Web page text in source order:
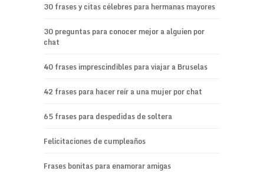
30 frases y citas célebres para hermanas mayores
30 preguntas para conocer mejor a alguien por
chat
40 frases imprescindibles para viajar a Bruselas
42 frases para hacer reír a una mujer por chat
65 frases para despedidas de soltera
Felicitaciones de cumpleaños
Frases bonitas para enamorar amigas